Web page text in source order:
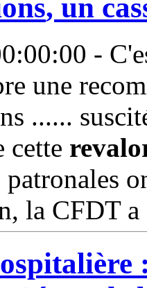
, un
-
une
......
cette
la CFDT